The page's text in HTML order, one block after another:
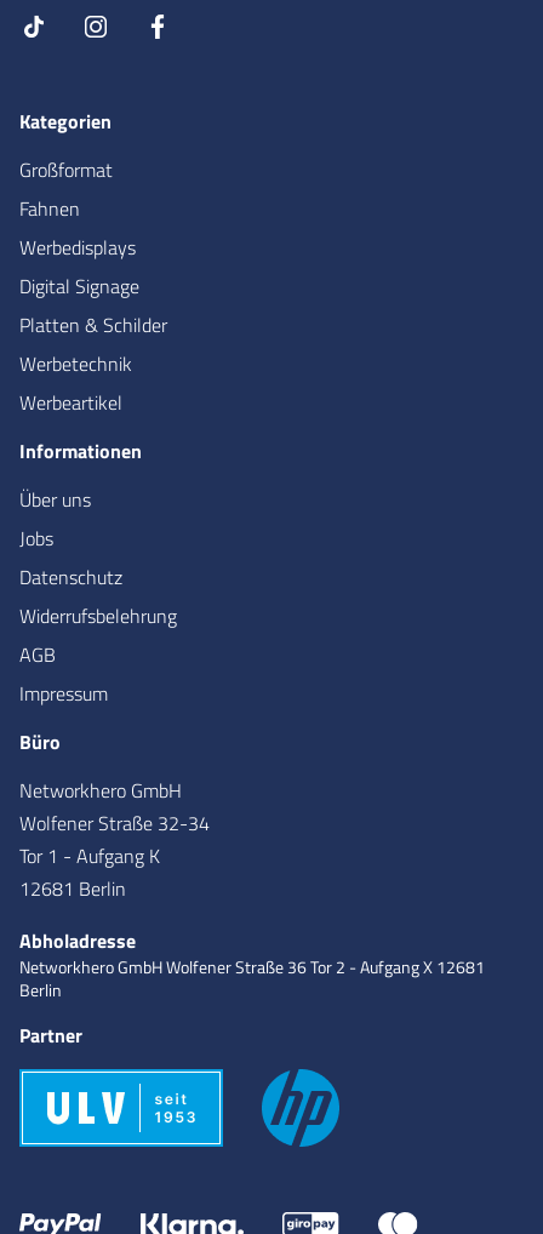
Kategorien
Großformat
Fahnen
Werbedisplays
Digital Signage
Platten & Schilder
Werbetechnik
Werbeartikel
Informationen
Über uns
Jobs
Datenschutz
Widerrufsbelehrung
AGB
Impressum
Büro
Networkhero GmbH
Wolfener Straße 32-34
Tor 1 - Aufgang K
12681 Berlin
Abholadresse
Networkhero GmbHWolfener Straße 36Tor 2 - Aufgang X12681
Berlin
Partner